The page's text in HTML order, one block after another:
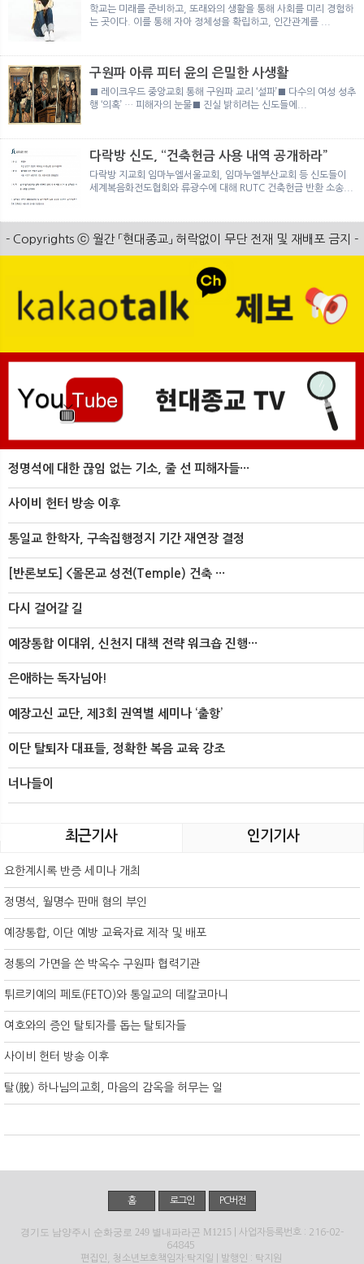
학교는 미래를 준비하고, 또래와의 생활을 통해 사회를 미리 경험하
는 곳이다. 이를 통해 자아 정체성을 확립하고, 인간관계를 ...
구원파 아류 피터 윤의 은밀한 사생활
■ 레이크우드 중앙교회 통해 구원파 교리 ‘설파’■ 다수의 여성 성추
행 ‘의혹’ … 피해자의 눈물■ 진실 밝히려는 신도들에...
다락방 신도, “건축헌금 사용 내역 공개하라”
다락방 지교회 임마누엘서울교회, 임마누엘부산교회 등 신도들이
세계복음화전도협회와 류광수에 대해 RUTC 건축헌금 반환 소송...
- Copyrights ⓒ 월간 「현대종교」 허락없이 무단 전재 및 재배포 금지 -
정명석에 대한 끊임 없는 기소, 줄 선 피해자들···
사이비 헌터 방송 이후
통일교 한학자, 구속집행정지 기간 재연장 결정
[반론보도] <몰몬교 성전(Temple) 건축 ···
다시 걸어갈 길
예장통합 이대위, 신천지 대책 전략 워크숍 진행···
은애하는 독자님아!
예장고신 교단, 제3회 권역별 세미나 ‘출항’
이단 탈퇴자 대표들, 정확한 복음 교육 강조
너나들이
최근기사 인기기사
요한계시록 반증 세미나 개최
정명석, 월명수 판매 혐의 부인
예장통합, 이단 예방 교육자료 제작 및 배포
정통의 가면을 쓴 박옥수 구원파 협력기관
튀르키예의 페토(FETO)와 통일교의 데칼코마니
여호와의 증인 탈퇴자를 돕는 탈퇴자들
사이비 헌터 방송 이후
탈(脫) 하나님의교회, 마음의 감옥을 허무는 일
홈 로그인 PC버전
경기도 남양주시 순화궁로 249 별내파라곤 M1215 | 사업자등록번호 : 216-02-
64845
편집인, 청소년보호책임자:탁지일 | 발행인 : 탁지원